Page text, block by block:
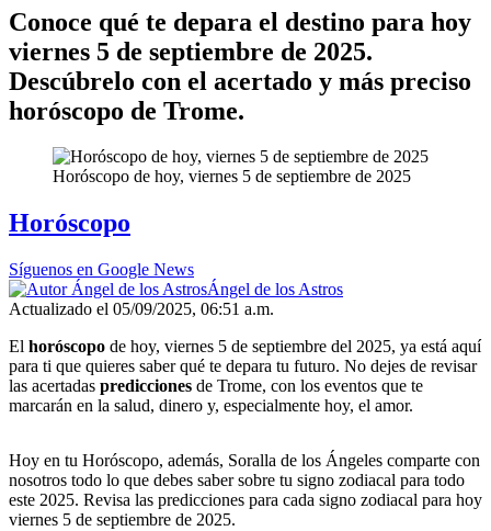
Conoce qué te depara el destino para hoy
viernes 5 de septiembre de 2025.
Descúbrelo con el acertado y más preciso
horóscopo de Trome.
Horóscopo de hoy, viernes 5 de septiembre de 2025
Horóscopo
Síguenos en Google News
Ángel de los Astros
Actualizado el 05/09/2025, 06:51 a.m.
El horóscopo de hoy, viernes 5 de septiembre del 2025, ya está aquí
para ti que quieres saber qué te depara tu futuro. No dejes de revisar
las acertadas predicciones de Trome, con los eventos que te
marcarán en la salud, dinero y, especialmente hoy, el amor.
Hoy en tu Horóscopo, además, Soralla de los Ángeles comparte con
nosotros todo lo que debes saber sobre tu signo zodiacal para todo
este 2025. Revisa las predicciones para cada signo zodiacal para hoy
viernes 5 de septiembre de 2025.